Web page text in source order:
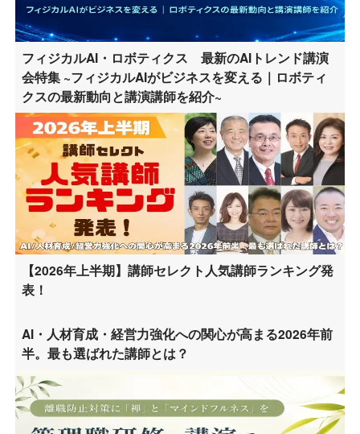
フィジカルAI・ロボティクス 最新のAIトレンド講演
会特集 ~フィジカルAIがビジネスを変える｜ロボティ
クスの最新動向と講演講師を紹介~
【2026年上半期】講師セレクト人気講師ランキング発
表！
AI・人材育成・経営力強化への関心が高まる2026年前
半。最も選ばれた講師とは？